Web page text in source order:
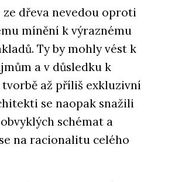
dřeva nevedou oproti
mínění k výraznému
Ty by mohly vést k
a v důsledku k
tvorbě až příliš exkluzivní
se naopak snažili
schémat a
na racionalitu celého